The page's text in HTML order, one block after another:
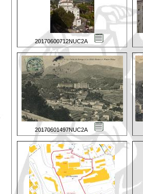
20170600712NUC2A
20170601497NUC2A